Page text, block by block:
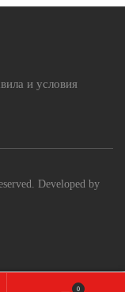
и условия
Developed by
0